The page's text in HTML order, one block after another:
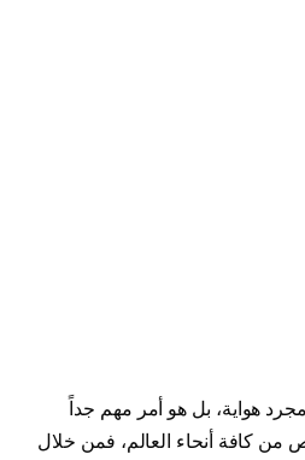
هواية، بل هو أمر مهم جداً
من كافة أنحاء العالم، فمن خلال